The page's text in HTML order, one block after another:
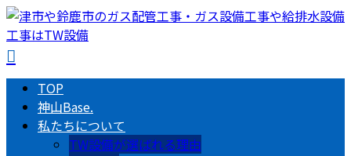
TOP
神山Base.
私たちについて
TW設備が選ばれる理由